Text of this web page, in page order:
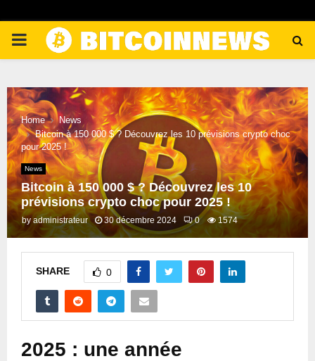
PRIMARY
Home
News
Bitcoin à 150 000 $ ? Découvrez les 10 prévisions crypto choc
pour 2025 !
News
Bitcoin à 150 000 $ ? Découvrez les 10
prévisions crypto choc pour 2025 !
by administrateur 30 décembre 2024 0 1574
SHARE 0
2025 : une année